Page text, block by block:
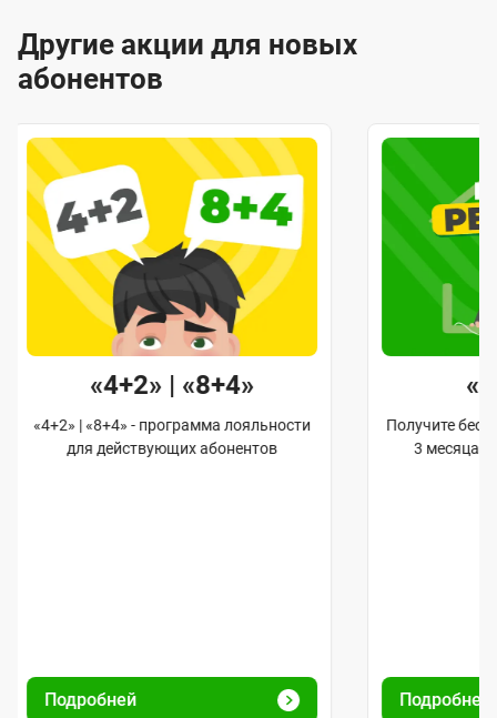
Другие акции для новых
абонентов
«4+2» | «8+4»
«4+2» | «8+4» - программа лояльности
для действующих абонентов
Подробней
Получите
3 месяца
Подробней